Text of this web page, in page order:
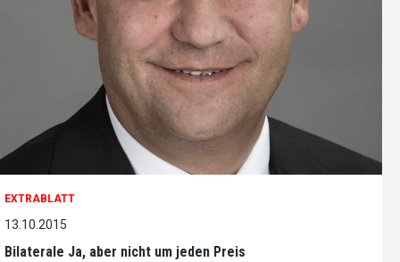
EXTRABLATT
13.10.2015
Bilaterale Ja, aber nicht um jeden Preis